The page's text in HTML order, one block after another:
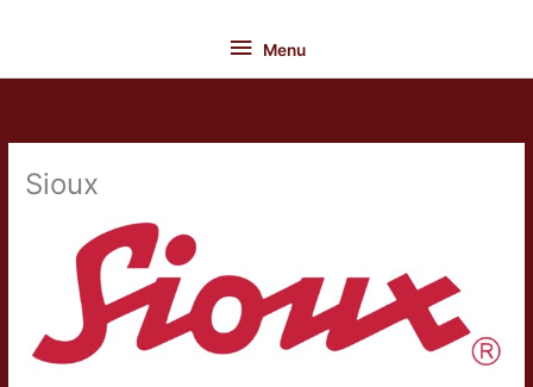
Menu
Menu
Sioux